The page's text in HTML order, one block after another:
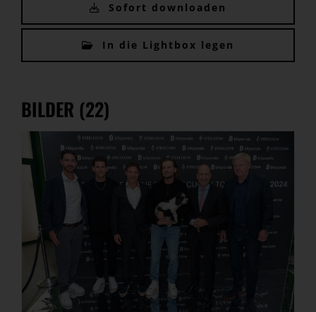
Sofort downloaden
In die Lightbox legen
BILDER (22)